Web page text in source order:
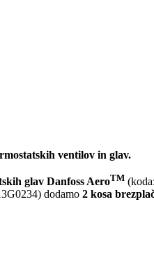
ventilov in glav.
glav Danfoss AeroTM
dodamo 2 kosa